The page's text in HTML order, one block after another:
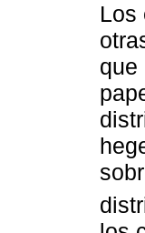
Los
que